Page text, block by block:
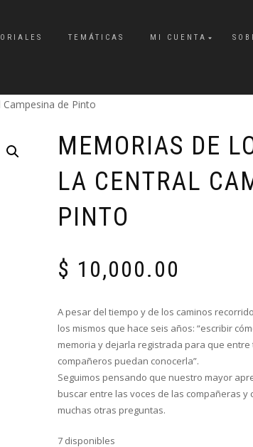
TEMÁTICAS MI CUENTA
de Pinto
MEMORIAS DE
LA CENTRAL
PINTO
$ 10,000.00
A pesar del tiempo y de los caminos
los mismos que hace seis años: “escribir
memoria y dejarla registrada para que
compañeros puedan conocerla”.
Seguimos pensando que nuestro mayor
buscar entre las voces de las compañeras
muchas otras preguntas.
7 disponibles